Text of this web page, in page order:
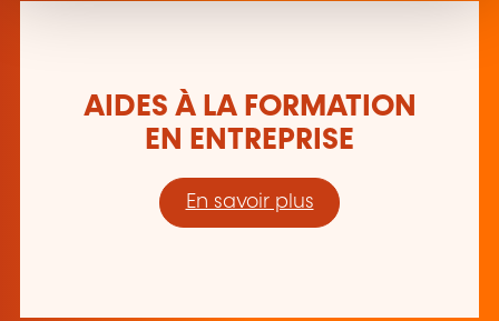
AIDES À LA FORMATION
EN ENTREPRISE
En savoir plus